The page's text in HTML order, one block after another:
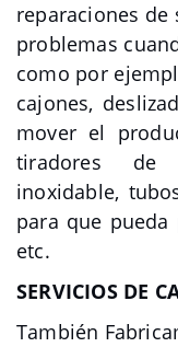
reparaciones de
problemas
como por
cajones,
mover el
tiradores
inoxidable,
para que
etc.
SERVICIOS DE
También